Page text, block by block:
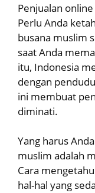
Penjualan
Perlu Anda
busana muslim
saat Anda
itu, Indonesia
dengan
ini membuat
diminati.
Yang harus
muslim adalah
Cara
hal-hal yang